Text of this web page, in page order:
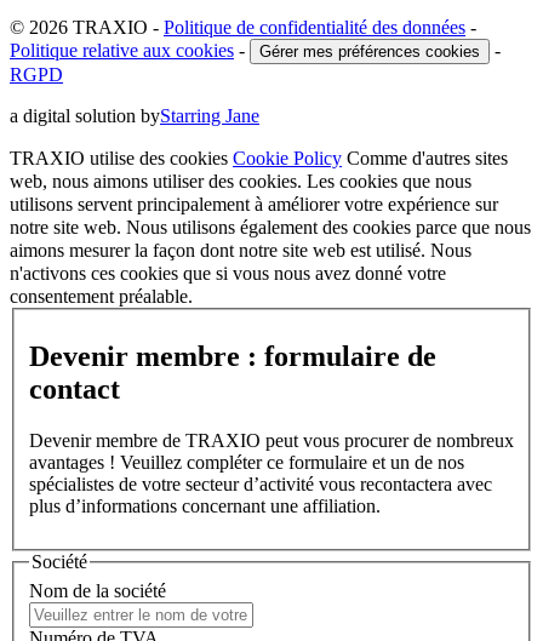
© 2026 TRAXIO - Politique de confidentialité des données -
Politique relative aux cookies - Gérer mes préférences cookies
-
RGPD
a digital solution byStarring Jane
TRAXIO utilise des cookies Cookie Policy Comme d'autres sites
web, nous aimons utiliser des cookies. Les cookies que nous
utilisons servent principalement à améliorer votre expérience sur
notre site web. Nous utilisons également des cookies parce que nous
aimons mesurer la façon dont notre site web est utilisé. Nous
n'activons ces cookies que si vous nous avez donné votre
consentement préalable.
Devenir membre : formulaire de
contact
Devenir membre de TRAXIO peut vous procurer de nombreux
avantages ! Veuillez compléter ce formulaire et un de nos
spécialistes de votre secteur d’activité vous recontactera avec
plus d’informations concernant une affiliation.
Société
Nom de la société